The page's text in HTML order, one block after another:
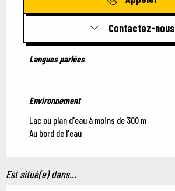
Contactez-nous
Langues parlées
Langues parlées
Environnement
Environnement
Lac ou plan d'eau à moins de 300 m
Au bord de l'eau
Est situé(e) dans...